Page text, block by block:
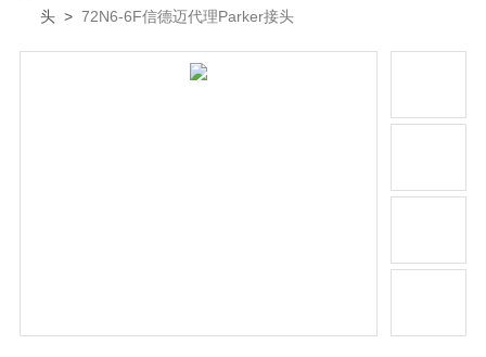
头 >72N6-6F信德迈代理Parker接头